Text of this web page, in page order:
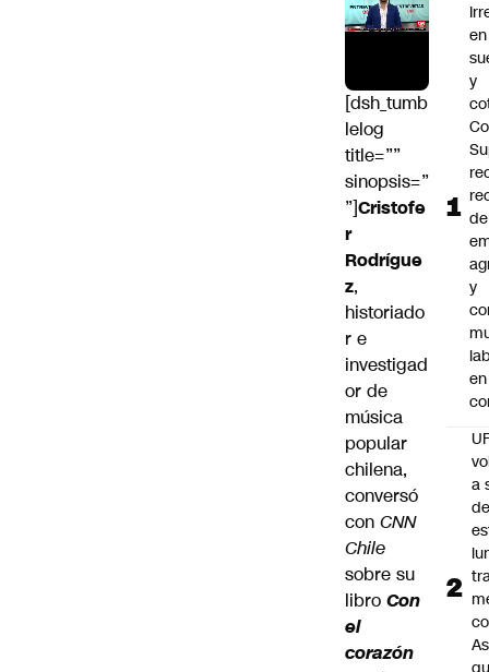
[dsh_tumb
lelog
title=””
sinopsis=”
”]Cristofe
r
Rodrígue
z,
historiado
r e
investigad
or de
música
popular
chilena,
conversó
con CNN
Chile
sobre su
libro Con
el
corazón
en
y
de
y
a